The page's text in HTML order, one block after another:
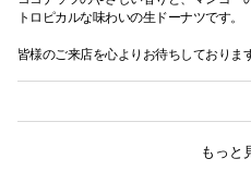
トロピカルな味わいの生ドーナツです。
皆様のご来店を心よりお待ちしておりま
もっと